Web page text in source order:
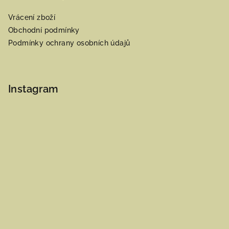
Vrácení zboží
Obchodní podmínky
Podmínky ochrany osobních údajů
Instagram